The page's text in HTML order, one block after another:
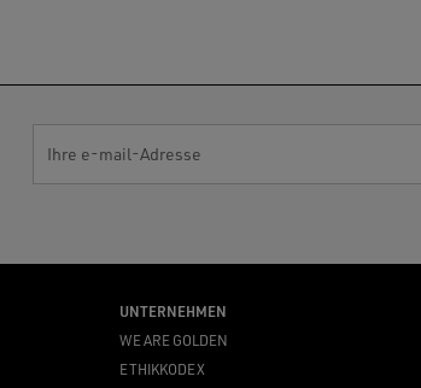
Ihre e-mail-Adresse
UNTERNEHMEN
WE ARE GOLDEN
ETHIKKODEX